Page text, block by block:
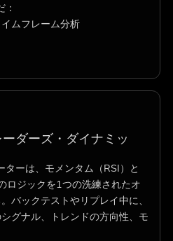
ムフレーム分析
ダーズ・ダイナミッ
ーは、モメンタム（RSI）と
ロジックを1つの洗練されたオ
バックテストやリプレイ中に、
グナル、トレンドの方向性、モ